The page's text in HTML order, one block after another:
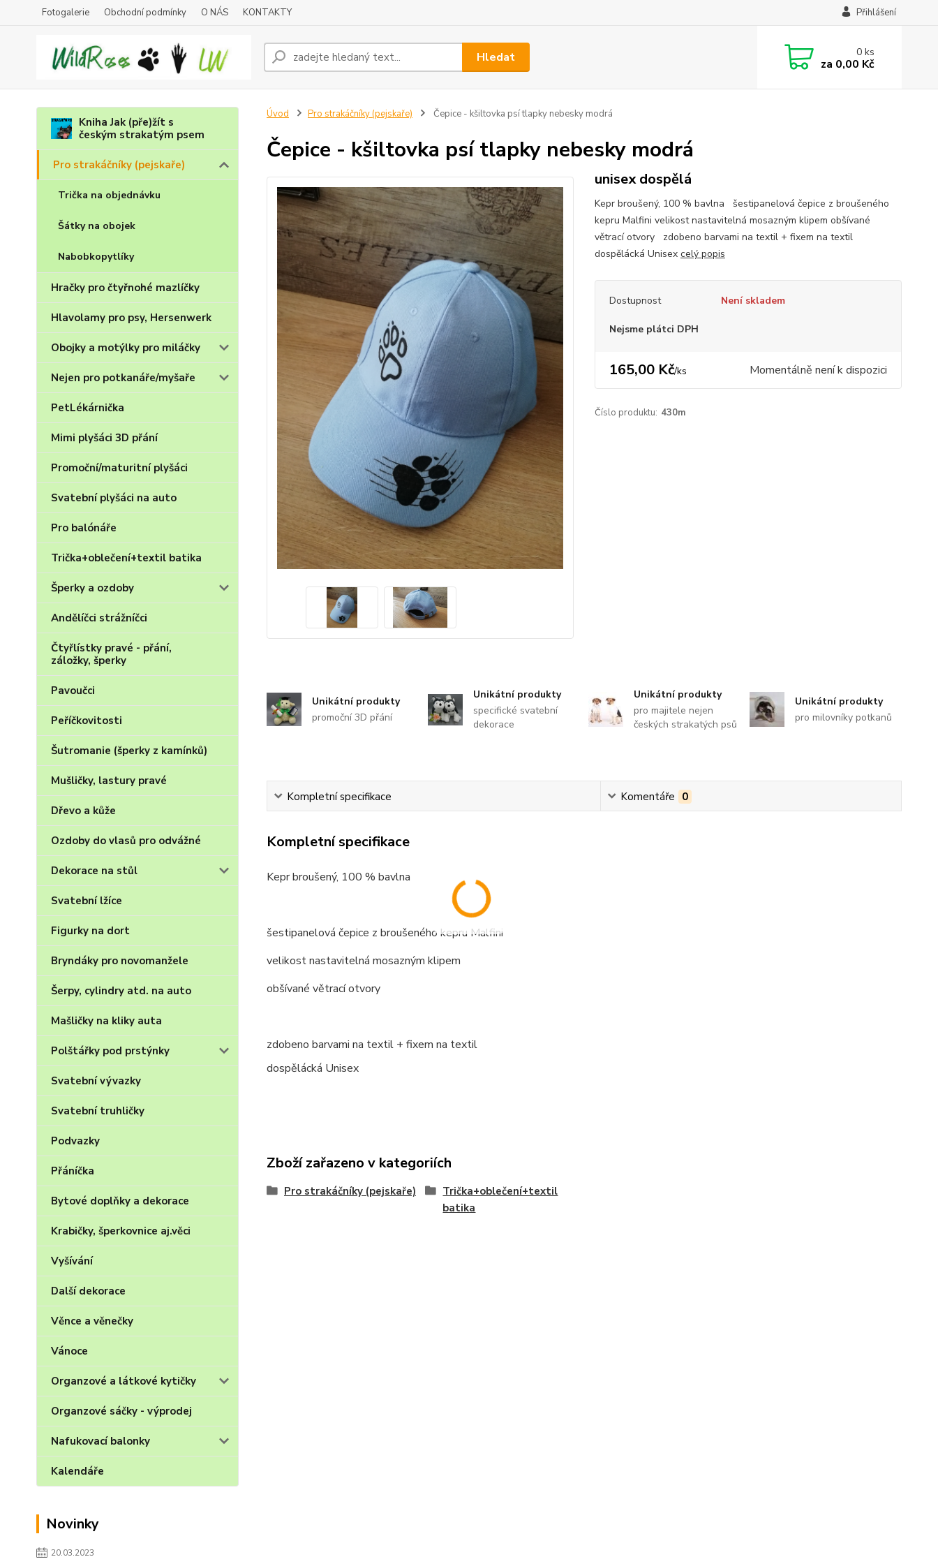
Fotogalerie Obchodní podmínky O NÁS KONTAKTY Přihlášení
Hledat 0ks
za 0,00 Kč
Kniha Jak (pře)žít s
českým strakatým psem
Pro strakáčníky (pejskaře)
Trička na objednávku
Šátky na obojek
Nabobkopytlíky
Hračky pro čtyřnohé mazlíčky
Hlavolamy pro psy, Hersenwerk
Obojky a motýlky pro miláčky
Nejen pro potkanáře/myšaře
PetLékárnička
Mimi plyšáci 3D přání
Promoční/maturitní plyšáci
Svatební plyšáci na auto
Pro balónáře
Trička+oblečení+textil batika
Šperky a ozdoby
Andělíčci strážníčci
Čtyřlístky pravé - přání,
záložky, šperky
Pavoučci
Peříčkovitosti
Šutromanie (šperky z kamínků)
Mušličky, lastury pravé
Dřevo a kůže
Ozdoby do vlasů pro odvážné
Dekorace na stůl
Svatební lžíce
Figurky na dort
Bryndáky pro novomanžele
Šerpy, cylindry atd. na auto
Mašličky na kliky auta
Polštářky pod prstýnky
Svatební vývazky
Svatební truhličky
Podvazky
Přáníčka
Bytové doplňky a dekorace
Krabičky, šperkovnice aj.věci
Vyšívání
Další dekorace
Věnce a věnečky
Vánoce
Organzové a látkové kytičky
Organzové sáčky - výprodej
Nafukovací balonky
Kalendáře
Novinky
20.03.2023
Úvod Pro strakáčníky (pejskaře) Čepice - kšiltovka psí tlapky nebesky modrá
Čepice - kšiltovka psí tlapky nebesky modrá
unisex dospělá
Kepr broušený, 100 % bavlna šestipanelová čepice z broušeného
kepru Malfini velikost nastavitelná mosazným klipem obšívané
větrací otvory zdobeno barvami na textil + fixem na textil
dospělácká Unisex celý popis
Dostupnost Není skladem
Nejsme plátci DPH
165,00 Kč/ks Momentálně není k dispozici
Číslo produktu: 430m
Unikátní produkty
promoční 3D přání
Unikátní produkty
specifické svatební
dekorace
Unikátní produkty
pro majitele nejen
českých strakatých psů
Unikátní produkty
pro milovníky potkanů
Kompletní specifikace Komentáře 0
Kompletní specifikace
Kepr broušený, 100 % bavlna
šestipanelová čepice z broušeného kepru Malfini
velikostnastavitelná mosazným klipem
obšívané větrací otvory
zdobeno barvami na textil + fixem na textil
dospělácká Unisex
Zboží zařazeno v kategoriích
Pro strakáčníky (pejskaře)
Trička+oblečení+textil
batika